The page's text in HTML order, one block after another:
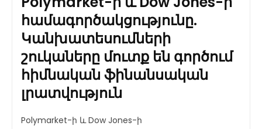
համագործակցությունը.
Կանխատեսումների
շուկաները մուտք են գործում
հիմնական ֆինանսական
լրատվություն
Polymarket-ի և Dow Jones-ի